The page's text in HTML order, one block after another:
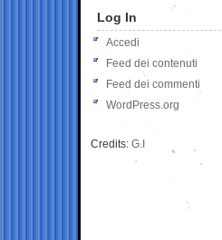
Log In
Accedi
Feed dei contenuti
Feed dei commenti
WordPress.org
Credits: G.I